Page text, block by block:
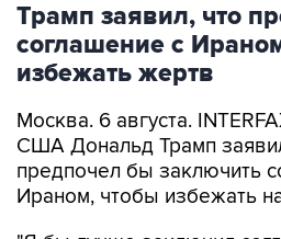
Трамп заявил, что
соглашение с
избежать жертв
Москва. 6 августа.
США Дональд Трамп
предпочел бы заключить
Ираном, чтобы избежать